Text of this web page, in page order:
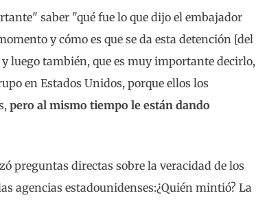
saber "qué fue lo que dijo el embajador
y cómo es que se da esta detención [del
y luego también, que es muy importante decirlo,
en Estados Unidos, porque ellos los
pero al mismo tiempo le están dando
preguntas directas sobre la veracidad de los
agencias estadounidenses:¿Quién mintió? La